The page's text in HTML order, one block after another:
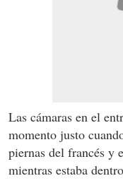
Las cámaras en el
momento justo
piernas del francés y
mientras estaba